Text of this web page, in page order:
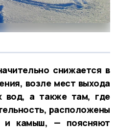
снижается в
возле мест выхода
вод, а также там, где
расположены
и камыш, — поясняют